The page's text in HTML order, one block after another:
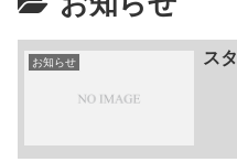
お知らせ ス